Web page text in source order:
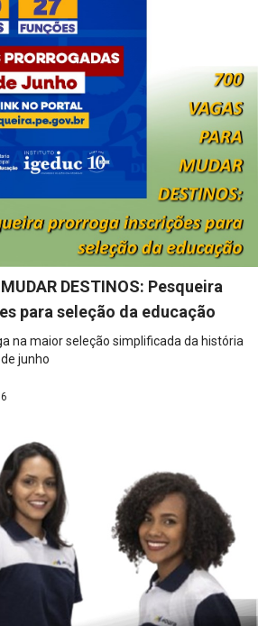
DESTINOS: Pesqueira
para seleção da educação
na maior seleção simplificada da história
junho